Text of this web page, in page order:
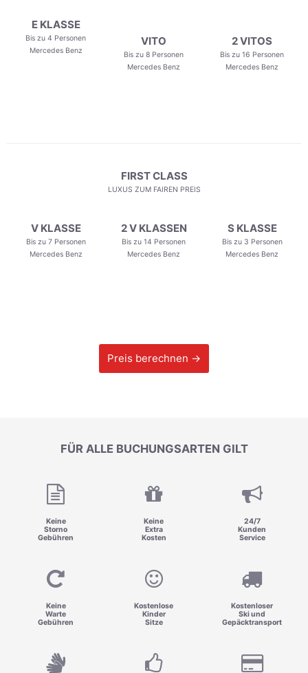
E KLASSE
Bis zu 4 Personen
Mercedes Benz
VITO
Bis zu 8 Personen
Mercedes Benz
2 VITOS
Bis zu 16 Personen
Mercedes Benz
FIRST CLASS
LUXUS ZUM FAIREN PREIS
V KLASSE
Bis zu 7 Personen
Mercedes Benz
2 V KLASSEN
Bis zu 14 Personen
Mercedes Benz
S KLASSE
Bis zu 3 Personen
Mercedes Benz
Preis berechnen →
FÜR ALLE BUCHUNGSARTEN GILT
Keine
Storno
Gebühren
Keine
Extra
Kosten
24/7
Kunden
Service
Keine
Warte
Gebühren
Kostenlose
Kinder
Sitze
Kostenloser
Ski und
Gepäcktransport